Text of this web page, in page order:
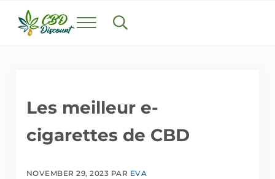
Menu Search...
Les meilleur e-
cigarettes de CBD
NOVEMBER 29, 2023 PAR EVA